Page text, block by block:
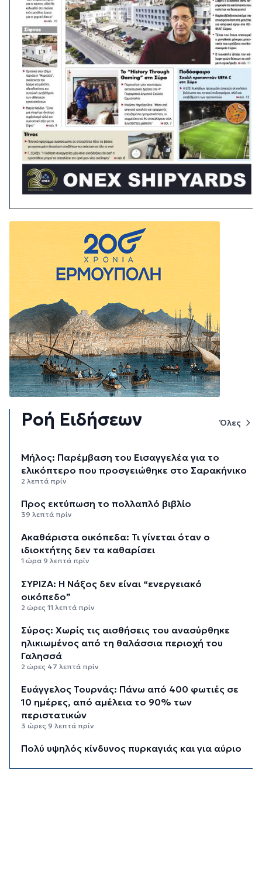
Ροή Ειδήσεων Όλες
Μήλος: Παρέμβαση του Εισαγγελέα για το
ελικόπτερο που προσγειώθηκε στο Σαρακήνικο
2 λεπτά πρίν
Προς εκτύπωση το πολλαπλό βιβλίο
39 λεπτά πρίν
Ακαθάριστα οικόπεδα: Τι γίνεται όταν ο
ιδιοκτήτης δεν τα καθαρίσει
1 ώρα 9 λεπτά πρίν
ΣΥΡΙΖΑ: Η Νάξος δεν είναι “ενεργειακό
οικόπεδο”
2 ώρες 11 λεπτά πρίν
Σύρος: Χωρίς τις αισθήσεις του ανασύρθηκε
ηλικιωμένος από τη θαλάσσια περιοχή του
Γαλησσά
2 ώρες 47 λεπτά πρίν
Ευάγγελος Τουρνάς: Πάνω από 400 φωτιές σε
10 ημέρες, από αμέλεια το 90% των
περιστατικών
3 ώρες 9 λεπτά πρίν
Πολύ υψηλός κίνδυνος πυρκαγιάς και για αύριο